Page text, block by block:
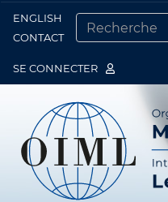
ENGLISH
CONTACT
SE CONNECTER